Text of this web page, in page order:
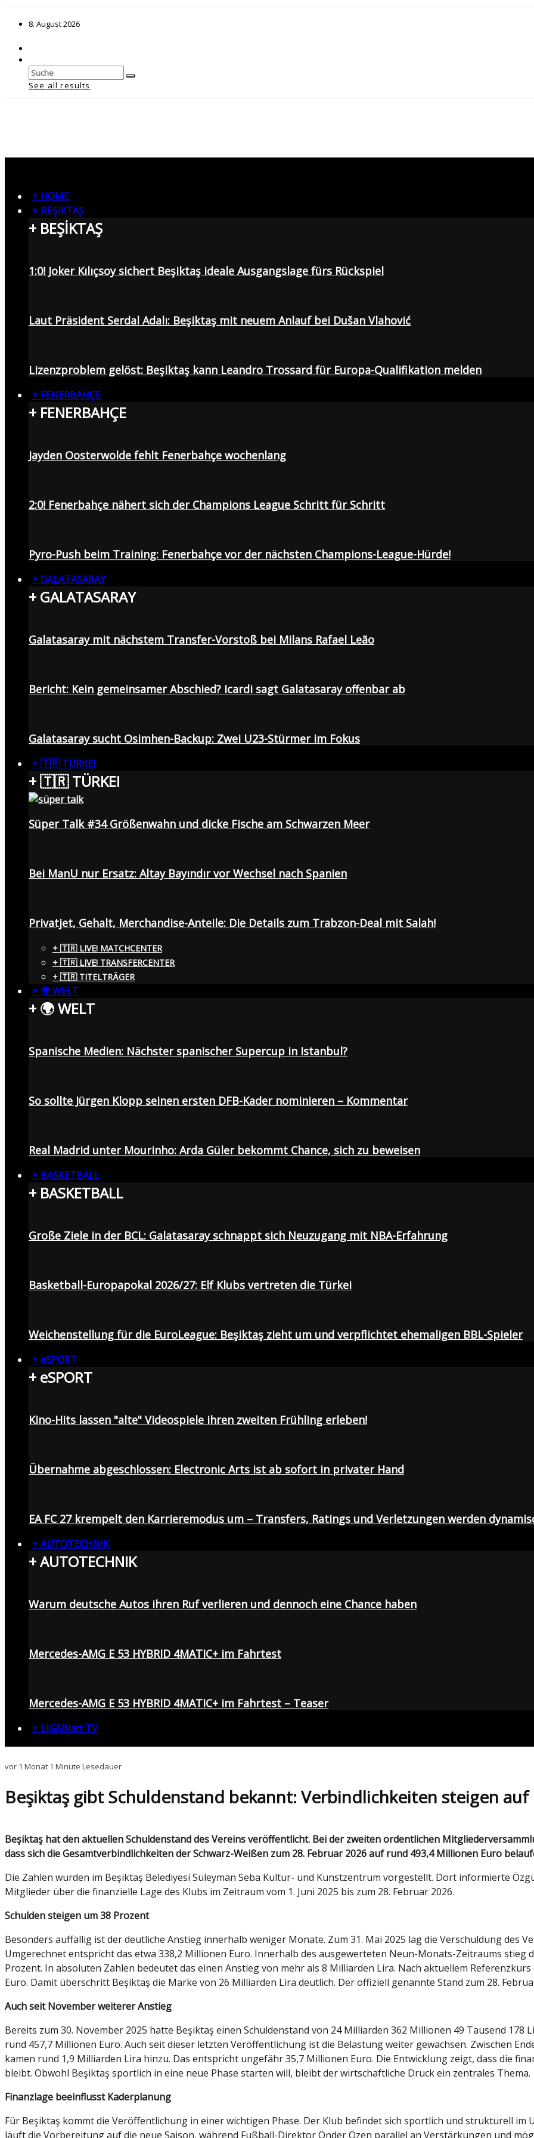
8. August 2026
See all results
+ HOME
+ BEŞİKTAŞ
+ BEŞİKTAŞ
1:0! Joker Kılıçsoy sichert Beşiktaş ideale Ausgangslage fürs Rückspiel
Laut Präsident Serdal Adalı: Beşiktaş mit neuem Anlauf bei Dušan Vlahović
Lizenzproblem gelöst: Beşiktaş kann Leandro Trossard für Europa-Qualifikation melden
+ FENERBAHÇE
+ FENERBAHÇE
Jayden Oosterwolde fehlt Fenerbahçe wochenlang
2:0! Fenerbahçe nähert sich der Champions League Schritt für Schritt
Pyro-Push beim Training: Fenerbahçe vor der nächsten Champions-League-Hürde!
+ GALATASARAY
+ GALATASARAY
Galatasaray mit nächstem Transfer-Vorstoß bei Milans Rafael Leão
Bericht: Kein gemeinsamer Abschied? Icardi sagt Galatasaray offenbar ab
Galatasaray sucht Osimhen-Backup: Zwei U23-Stürmer im Fokus
+ 🇹🇷 TÜRKEI
+ 🇹🇷 TÜRKEI
Süper Talk #34 Größenwahn und dicke Fische am Schwarzen Meer
Bei ManU nur Ersatz: Altay Bayındır vor Wechsel nach Spanien
Privatjet, Gehalt, Merchandise-Anteile: Die Details zum Trabzon-Deal mit Salah!
+ 🇹🇷 LIVE! MATCHCENTER
+ 🇹🇷 LIVE! TRANSFERCENTER
+ 🇹🇷 TITELTRÄGER
+ 🌍 WELT
+ 🌍 WELT
Spanische Medien: Nächster spanischer Supercup in Istanbul?
So sollte Jürgen Klopp seinen ersten DFB-Kader nominieren – Kommentar
Real Madrid unter Mourinho: Arda Güler bekommt Chance, sich zu beweisen
+ BASKETBALL
+ BASKETBALL
Große Ziele in der BCL: Galatasaray schnappt sich Neuzugang mit NBA-Erfahrung
Basketball-Europapokal 2026/27: Elf Klubs vertreten die Türkei
Weichenstellung für die EuroLeague: Beşiktaş zieht um und verpflichtet ehemaligen BBL-Spieler
+ eSPORT
+ eSPORT
Kino-Hits lassen "alte" Videospiele ihren zweiten Frühling erleben!
Übernahme abgeschlossen: Electronic Arts ist ab sofort in privater Hand
EA FC 27 krempelt den Karrieremodus um – Transfers, Ratings und Verletzungen werden
+ AUTOTECHNIK
+ AUTOTECHNIK
Warum deutsche Autos ihren Ruf verlieren und dennoch eine Chance haben
Mercedes-AMG E 53 HYBRID 4MATIC+ im Fahrtest
Mercedes-AMG E 53 HYBRID 4MATIC+ im Fahrtest – Teaser
+ LIGABlatt TV
vor 1 Monat 1 Minute Lesedauer
Beşiktaş gibt Schuldenstand bekannt: Verbindlichkeiten steigen
Beşiktaş hat den aktuellen Schuldenstand des Vereins veröffentlicht. Bei der zweiten ordentlichen Mitgliederversammlung des Jahres 2026 wurde bekanntgegeben,
dass sich die Gesamtverbindlichkeiten der Schwarz-Weißen zum 28. Februar 2026 auf rund 493,4 Millionen Euro
Die Zahlen wurden im Beşiktaş Belediyesi Süleyman Seba Kultur- und Kunstzentrum vorgestellt. Dort informierte
Mitglieder über die finanzielle Lage des Klubs im Zeitraum vom 1. Juni 2025 bis zum 28. Februar 2026.
Schulden steigen um 38 Prozent
Besonders auffällig ist der deutliche Anstieg innerhalb weniger Monate. Zum 31. Mai 2025 lag die Verschuldung des
Umgerechnet entspricht das etwa 338,2 Millionen Euro. Innerhalb des ausgewerteten Neun-Monats-Zeitraums stieg
Prozent. In absoluten Zahlen bedeutet das einen Anstieg von mehr als 8 Milliarden Lira. Nach aktuellem
Euro. Damit überschritt Beşiktaş die Marke von 26 Milliarden Lira deutlich. Der offiziell genannte Stand zum 28.
Auch seit November weiterer Anstieg
Bereits zum 30. November 2025 hatte Beşiktaş einen Schuldenstand von 24 Milliarden 362 Millionen 49 Tausend 178
rund 457,7 Millionen Euro. Auch seit dieser letzten Veröffentlichung ist die Belastung weiter gewachsen. Zwischen
kamen rund 1,9 Milliarden Lira hinzu. Das entspricht ungefähr 35,7 Millionen Euro. Die Entwicklung zeigt, dass die
bleibt. Obwohl Beşiktaş sportlich in eine neue Phase starten will, bleibt der wirtschaftliche Druck ein zentrales Thema.
Finanzlage beeinflusst Kaderplanung
Für Beşiktaş kommt die Veröffentlichung in einer wichtigen Phase. Der Klub befindet sich sportlich und strukturell im
läuft die Vorbereitung auf die neue Saison, während Fußball-Direktor Önder Özen parallel an Verstärkungen und